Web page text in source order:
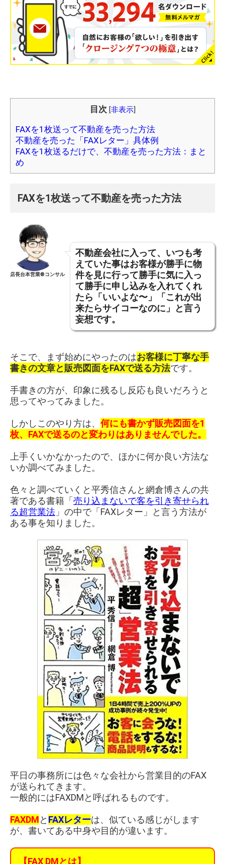
目次 [非表示]
FAXを1枚送って不動産を売った方法
不動産を売った「FAXレター」具体例
FAXを1枚送るだけで、不動産を売った方法：まと
め
FAXを1枚送って不動産を売った方法
店長台本営業®︎コンサル
不動産会社に入って、いつも考
えていた事はお客様が勝手に物
件を見に行って勝手に気に入っ
て勝手に申し込みを入れてくれ
たら「いいよな〜」「これが出
来たらサイコーなのに」と言う
妄想です。
そこで、まず始めにやったのはお客様に丁寧な手
書きの文章と販売図面をFAXで送る方法です。
手書きの方が、印象に残るし反応も良いだろうと
思ってやってみました。
しかしこのやり方は、 何にも書かず販売図面を1
枚、FAXで送るのと変わりはありませんでした。
上手くいかなかったので、ほかに何か良い方法な
いか調べてみました。
色々と調べていくと平秀信さんと網倉博さんの共
著である書籍「 売り込まないで客を引き寄せられ
る超営業法 」の中で「FAXレター」と言う方法が
ある事を知りました。
平日の事務所には色々な会社から営業目的のFAX
が送られてきます。
一般的にはFAXDMと呼ばれるものです。
FAXDMと FAXレターは、似ている感じがします
が、書いてある中身や目的が違います。
【FAX DMとは】